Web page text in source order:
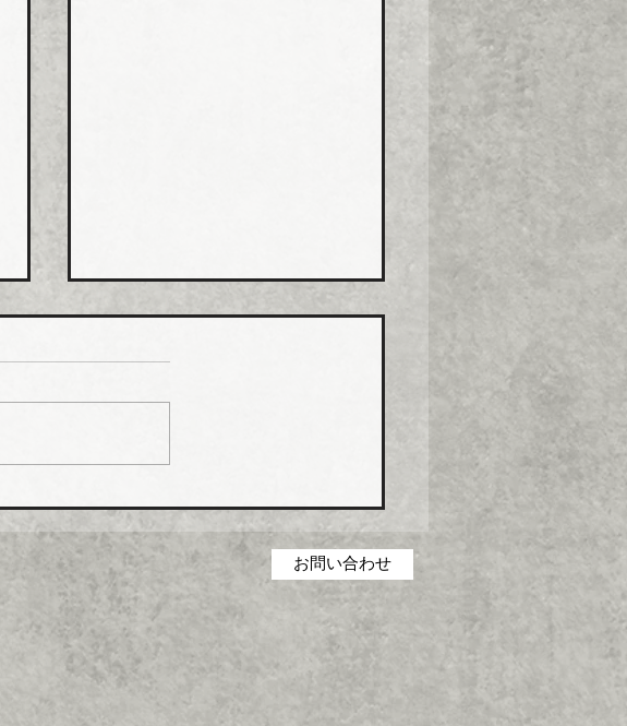
積水化学工業 強化プラ複合
上げ
０月１日出荷分から１０％以上
お問い合わせ